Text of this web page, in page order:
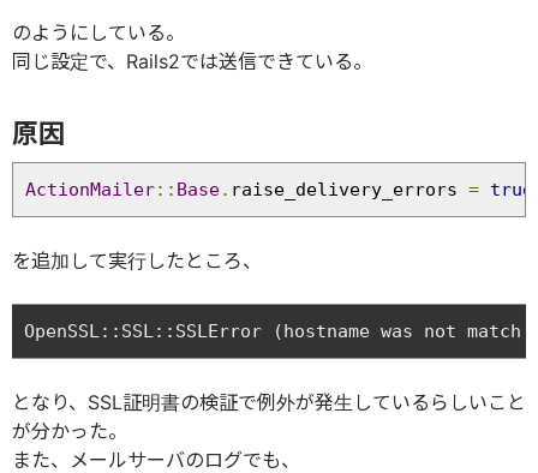
のようにしている。
同じ設定で、Rails2では送信できている。
原因
ActionMailer:: Base. raise_delivery_errors = true
を追加して実行したところ、
となり、SSL証明書の検証で例外が発生しているらしいこと
が分かった。
また、メールサーバのログでも、